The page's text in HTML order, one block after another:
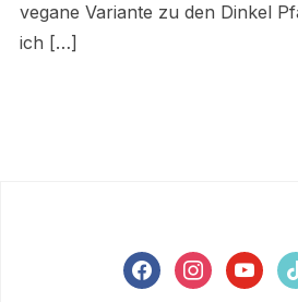
vegane Variante zu den Dinkel
ich […]
facebookinstagramyoutube